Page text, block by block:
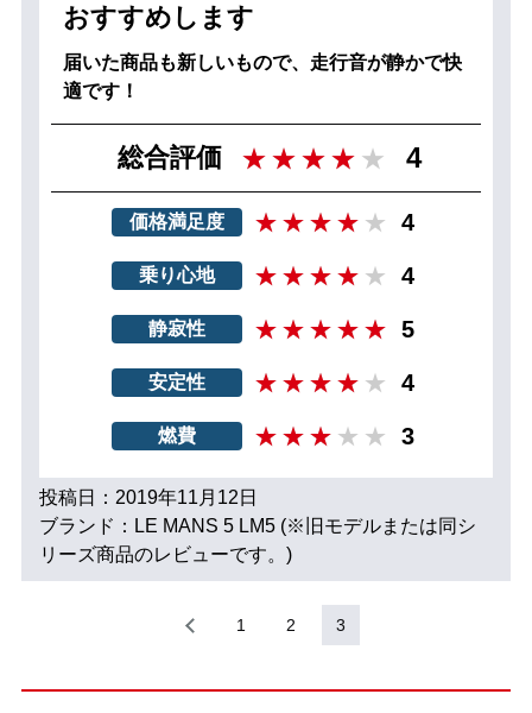
おすすめします
届いた商品も新しいもので、走行音が静かで快
適です！
総合評価 4
価格満足度 4
乗り心地 4
静寂性 5
安定性 4
燃費 3
投稿日：2019年11月12日
ブランド：LE MANS 5 LM5 (※旧モデルまたは同シ
リーズ商品のレビューです。)
1 2 3